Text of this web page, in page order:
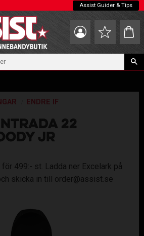
Assist Guider & Tips
Favoriter
ENDRE IF
22
JR
499:- st. Ladda ner Excelark på
skicka in till order@assist.se